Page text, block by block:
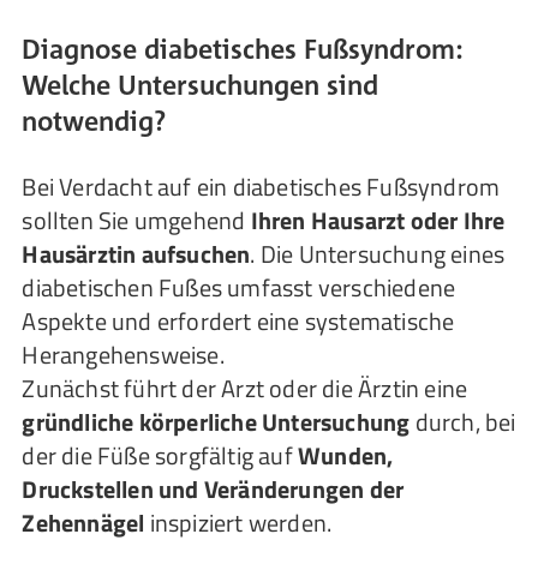
Diagnose diabetisches Fußsyndrom:
Welche Untersuchungen sind
notwendig?
Bei Verdacht auf ein diabetisches Fußsyndrom
sollten Sie umgehend Ihren Hausarzt oder Ihre
Hausärztin aufsuchen. Die Untersuchung eines
diabetischen Fußes umfasst verschiedene
Aspekte und erfordert eine systematische
Herangehensweise.
Zunächst führt der Arzt oder die Ärztin eine
gründliche körperliche Untersuchungdurch, bei
der die Füße sorgfältig aufWunden,
Druckstellen und Veränderungen der
Zehennägel inspiziert werden.